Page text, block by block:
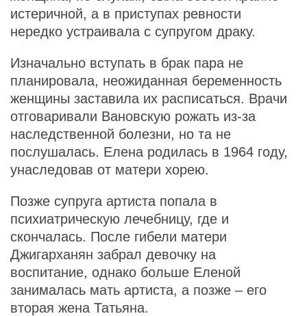
истеричной, а в приступах ревности
нередко устраивала с супругом драку.
Изначально вступать в брак пара не
планировала, неожиданная беременность
женщины заставила их расписаться. Врачи
отговаривали Вановскую рожать из-за
наследственной болезни, но та не
послушалась. Елена родилась в 1964 году,
унаследовав от матери хорею.
Позже супруга артиста попала в
психиатрическую лечебницу, где и
скончалась. После гибели матери
Джигарханян забрал девочку на
воспитание, однако больше Еленой
занималась мать артиста, а позже – его
вторая жена Татьяна.